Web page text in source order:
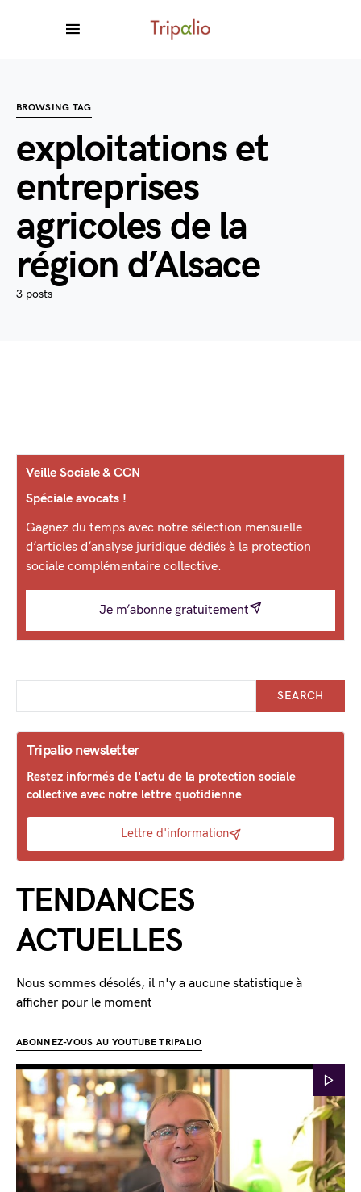
BROWSING TAG
exploitations et
entreprises
agricoles de la
région d’Alsace
3 posts
Veille Sociale & CCN
Spéciale avocats !
Gagnez du temps avec notre sélection mensuelle
d’articles d’analyse juridique dédiés à la protection
sociale complémentaire collective.
Je m’abonne gratuitement
SEARCH
Tripalio newsletter
Restez informés de l'actu de la protection sociale
collective avec notre lettre quotidienne
Lettre d'information
TENDANCES
ACTUELLES
Nous sommes désolés, il n'y a aucune statistique à
afficher pour le moment
ABONNEZ-VOUS AU YOUTUBE TRIPALIO